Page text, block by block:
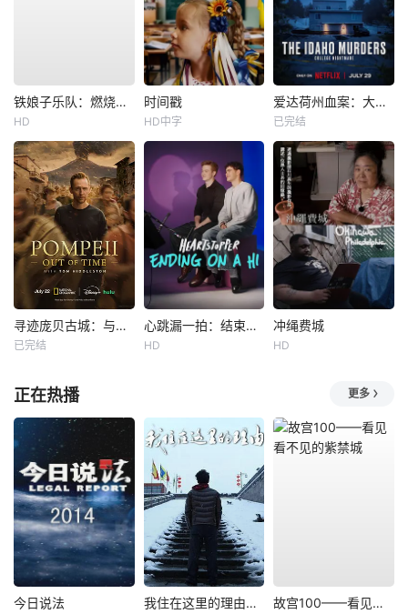
铁娘子乐队：燃烧雄心
HD
时间戳
HD中字
爱达荷州血案：大学梦魇
已完结
寻迹庞贝古城：与汤姆·希德勒斯顿同行
已完结
心跳漏一拍：结束在一声嗨
HD
冲绳费城
HD
正在热播 更多
今日说法 我住在这里的理由第三季 故宫100——看见看不见的紫禁城